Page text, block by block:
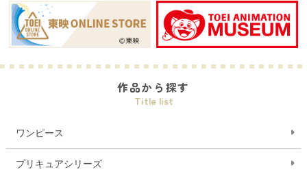
作品から探す
Title list
ワンピース
プリキュアシリーズ